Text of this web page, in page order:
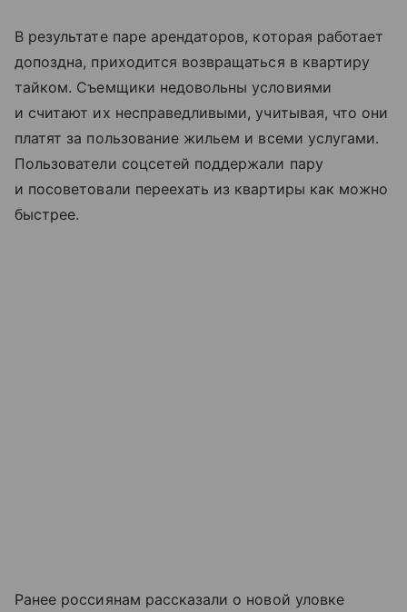
В результате паре арендаторов, которая работает
допоздна, приходится возвращаться в квартиру
тайком. Съемщики недовольны условиями
и считают их несправедливыми, учитывая, что они
платят за пользование жильем и всеми услугами.
Пользователи соцсетей поддержали пару
и посоветовали переехать из квартиры как можно
быстрее.
Ранее россиянам рассказали о новой уловке